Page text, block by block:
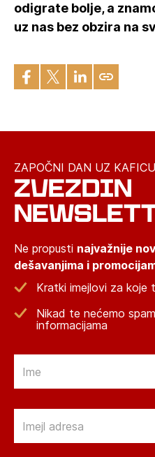
odigrate bolje, a
uz nas bez obzira na
ZAPOČNI DAN UZ
ZVEZDIN
Ne propusti najvažnije
dešavanjima i
Kratki imejlovi za koje
Nikad te nećemo
informacijama